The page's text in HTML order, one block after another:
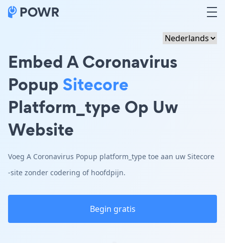
Embed A Coronavirus
PopupSitecore
Platform_type Op Uw
Website
Voeg A Coronavirus Popup platform_type toe aan uw Sitecore
-site zonder codering of hoofdpijn.
Begin gratis